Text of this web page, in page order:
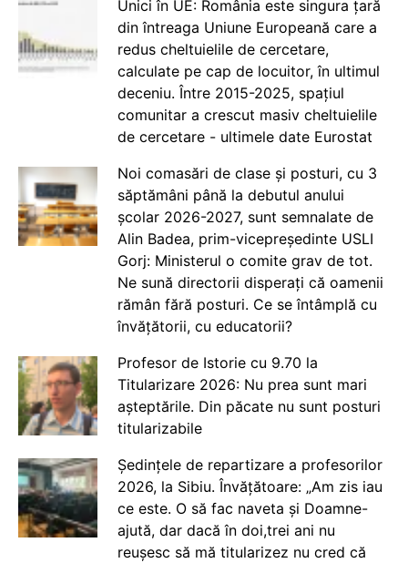
Unici în UE: România este singura țară
din întreaga Uniune Europeană care a
redus cheltuielile de cercetare,
calculate pe cap de locuitor, în ultimul
deceniu. Între 2015-2025, spațiul
comunitar a crescut masiv cheltuielile
de cercetare - ultimele date Eurostat
Noi comasări de clase și posturi, cu 3
săptămâni până la debutul anului
școlar 2026-2027, sunt semnalate de
Alin Badea, prim-vicepreședinte USLI
Gorj: Ministerul o comite grav de tot.
Ne sună directorii disperați că oamenii
rămân fără posturi. Ce se întâmplă cu
învățătorii, cu educatorii?
Profesor de Istorie cu 9.70 la
Titularizare 2026: Nu prea sunt mari
așteptările. Din păcate nu sunt posturi
titularizabile
Ședințele de repartizare a profesorilor
2026, la Sibiu. Învățătoare: „Am zis iau
ce este. O să fac naveta și Doamne-
ajută, dar dacă în doi,trei ani nu
reușesc să mă titularizez nu cred că